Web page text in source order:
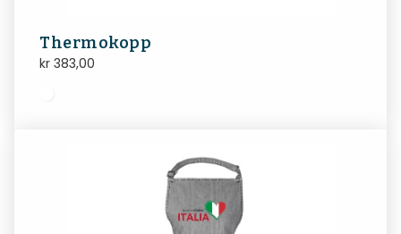
Thermokopp
kr 383,00